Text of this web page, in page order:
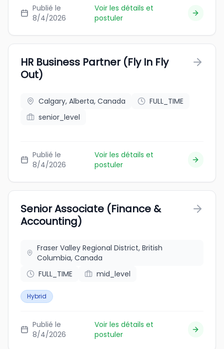
Publié le
8/4/2026
Voir les détails et
postuler
HR Business Partner (Fly In Fly
Out)
Calgary, Alberta, Canada
FULL_TIME
senior_level
Publié le
8/4/2026
Voir les détails et
postuler
Senior Associate (Finance &
Accounting)
Fraser Valley Regional District, British
Columbia, Canada
FULL_TIME
mid_level
Hybrid
Publié le
8/4/2026
Voir les détails et
postuler